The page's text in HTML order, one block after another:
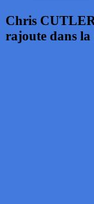
Chris
rajoute dans